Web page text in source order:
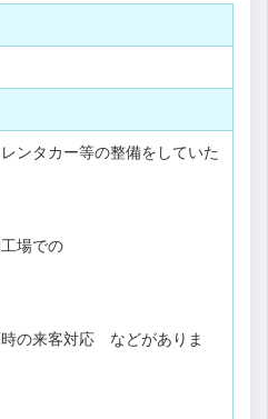
ンタカー等の整備をしていた
場での
時の来客対応 などがありま